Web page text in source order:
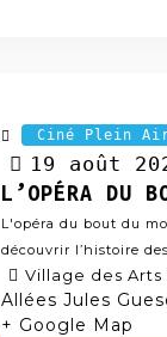
Ciné Plein
19 août
L’OPÉRA DU
L'opéra du bout du
découvrir l’histoire
Village des Arts
Allées Jules
+ Google Map